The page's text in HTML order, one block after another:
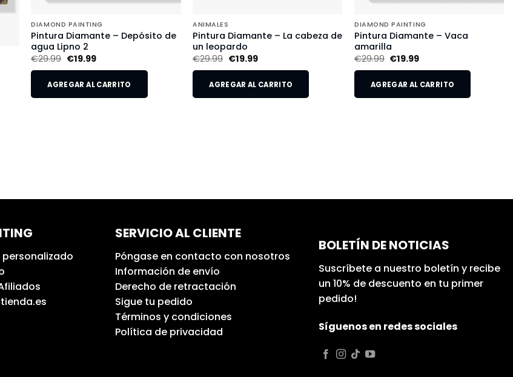
DIAMOND PAINTING
Pintura Diamante – Depósito de
agua Lipno 2
€29.99 €19.99
AGREGAR AL CARRITO
ANIMALES
Pintura Diamante – La cabeza de
un leopardo
€29.99 €19.99
AGREGAR AL CARRITO
DIAMOND PAINTING
Pintura Diamante – Vaca
amarilla
€29.99 €19.99
AGREGAR AL CARRITO
SERVICIO AL CLIENTE
Póngase en contacto con nosotros
Información de envío
Derecho de retractación
Sigue tu pedido
Términos y condiciones
Política de privacidad
BOLETÍN DE NOTICIAS
Suscríbete a nuestro boletín y recibe
un 10% de descuento en tu primer
pedido!
Síguenos en redes sociales